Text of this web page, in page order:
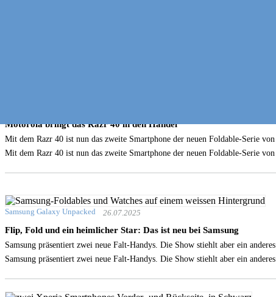
Mit dem moto G14 bringt Motorola ein Einsteigermodell, bei dem die
Motorola bringt das Razr 40 in den Handel
Mit dem Razr 40 ist nun das zweite Smartphone der neuen Foldable-Serie
Mit dem Razr 40 ist nun das zweite Smartphone der neuen Foldable-Serie
Samsung Galaxy Unpacked 26.07.2025
Flip, Fold und ein heimlicher Star: Das ist neu bei Samsung
Samsung präsentiert zwei neue Falt-Handys. Die Show stiehlt aber ein
Samsung präsentiert zwei neue Falt-Handys. Die Show stiehlt aber ein